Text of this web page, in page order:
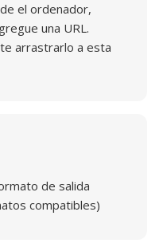
el ordenador,
una URL.
arrastrarlo a esta
de salida
compatibles)